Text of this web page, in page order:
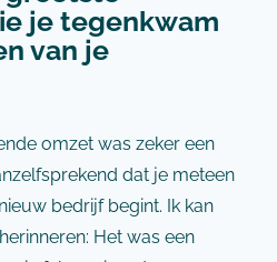
je tegenkwam
van je
omzet was zeker een
dat je meteen
bedrijf begint. Ik kan
Het was een